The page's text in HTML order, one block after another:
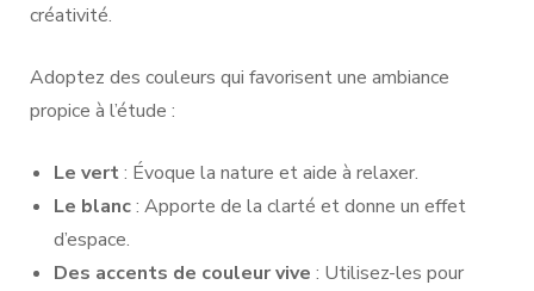
créativité.
Adoptez des couleurs qui favorisent une ambiance
propice à l’étude :
Le vert: Évoque la nature et aide à relaxer.
Le blanc: Apporte de la clarté et donne un effet
d’espace.
Des accents de couleur vive : Utilisez-les pour